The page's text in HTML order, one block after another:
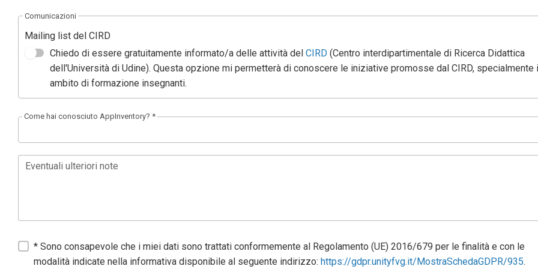
Comunicazioni
Mailing list del CIRD
Chiedo di essere gratuitamente informato/a delle attività delCIRD (Centro interdipartimentale di Ricerca Didattica
dell'Università di Udine). Questa opzione mi permetterà di conoscere le iniziative promosse dal CIRD, specialmente
ambito di formazione insegnanti.
Come hai conosciuto AppInventory? *
Eventuali ulteriori note
* Sono consapevole che i miei dati sono trattati conformemente al Regolamento (UE) 2016/679 per le finalità e con le
modalità indicate nella informativa disponibile al seguente indirizzo: https://gdpr.unityfvg.it/MostraSchedaGDPR/935.